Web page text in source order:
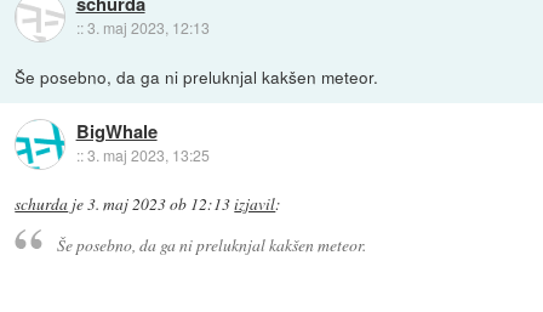
::3. maj 2023, 12:13
Še posebno, da ga ni preluknjal kakšen meteor.
BigWhale
::3. maj 2023, 13:25
schurda je3. maj 2023 ob 12:13izjavil:
Še posebno, da ga ni preluknjal kakšen meteor.